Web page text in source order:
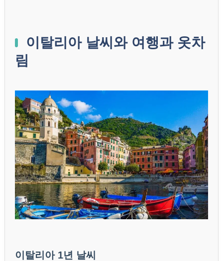
이탈리아 날씨와 여행과 옷차
림
이탈리아 1년 날씨